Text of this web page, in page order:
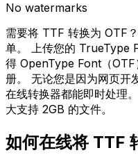
No watermarks
需要将 TTF 转换为 OTF
单。 上传您的 TrueType
得 OpenType Font（
册。 无论您是因为网页开
在线转换器都能即时处理
大支持 2GB 的文件。
如何在线将 TTF